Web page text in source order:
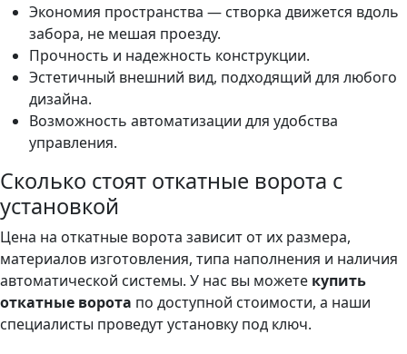
Экономия пространства — створка движется вдоль
забора, не мешая проезду.
Прочность и надежность конструкции.
Эстетичный внешний вид, подходящий для любого
дизайна.
Возможность автоматизации для удобства
управления.
Сколько стоят откатные ворота с
установкой
Цена на откатные ворота зависит от их размера,
материалов изготовления, типа наполнения и наличия
автоматической системы. У нас вы можете купить
откатные ворота по доступной стоимости, а наши
специалисты проведут установку под ключ.